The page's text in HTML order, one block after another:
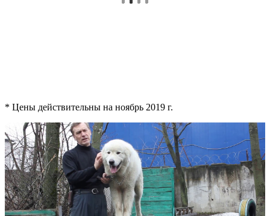
* Цены действительны на ноябрь 2019 г.